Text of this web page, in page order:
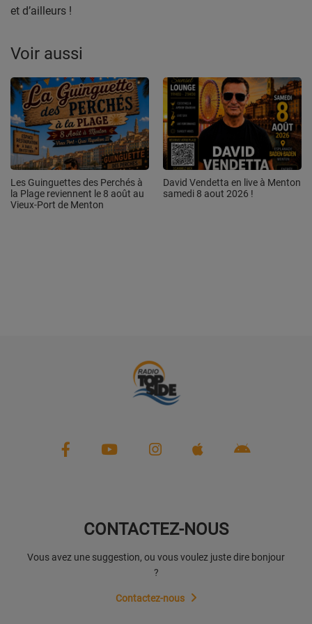
et d’ailleurs !
Voir aussi
Les Guinguettes des Perchés à
la Plage reviennent le 8 août au
Vieux-Port de Menton
David Vendetta en live à Menton
samedi 8 aout 2026 !
CONTACTEZ-NOUS
Vous avez une suggestion, ou vous voulez juste dire bonjour
?
Contactez-nous